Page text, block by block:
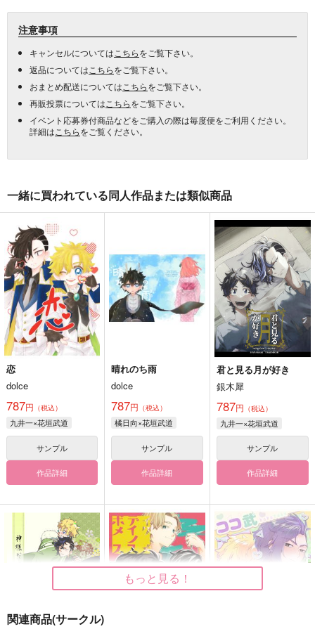
注意事項
キャンセルについては こちらをご覧下さい。
返品については こちらをご覧下さい。
おまとめ配送については こちらをご覧下さい。
再販投票については こちらをご覧下さい。
イベント応募券付商品などをご購入の際は毎度便をご利用ください。
詳細は こちらをご覧ください。
一緒に買われている同人作品または類似商品
恋
dolce
787円 （税込）
九井一×花垣武道
サンプル
作品詳細
晴れのち雨
dolce
787円 （税込）
橘日向×花垣武道
サンプル
作品詳細
君と見る月が好き
銀木犀
787円 （税込）
九井一×花垣武道
サンプル
作品詳細
もっと見る！
関連商品(サークル)